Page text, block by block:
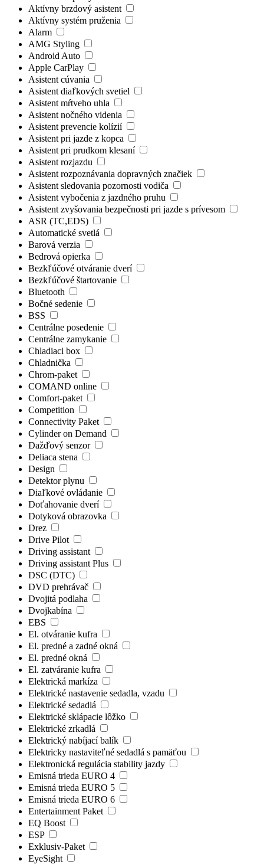
Aktívny brzdový asistent
Aktívny systém pruženia
Alarm
AMG Styling
Android Auto
Apple CarPlay
Asistent cúvania
Asistent diaľkových svetiel
Asistent mŕtveho uhla
Asistent nočného videnia
Asistent prevencie kolízií
Asistent pri jazde z kopca
Asistent pri prudkom klesaní
Asistent rozjazdu
Asistent rozpoznávania dopravných značiek
Asistent sledovania pozornosti vodiča
Asistent vybočenia z jazdného pruhu
Asistent zvyšovania bezpečnosti pri jazde s prívesom
ASR (TC,EDS)
Automatické svetlá
Barová verzia
Bedrová opierka
Bezkľúčové otváranie dverí
Bezkľúčové štartovanie
Bluetooth
Bočné sedenie
BSS
Centrálne posedenie
Centrálne zamykanie
Chladiaci box
Chladnička
Chrom-paket
COMAND online
Comfort-paket
Competition
Connectivity Paket
Cylinder on Demand
Dažďový senzor
Deliaca stena
Design
Detektor plynu
Diaľkové ovládanie
Doťahovanie dverí
Dotyková obrazovka
Drez
Drive Pilot
Driving assistant
Driving assistant Plus
DSC (DTC)
DVD prehrávač
Dvojitá podlaha
Dvojkabína
EBS
El. otváranie kufra
El. predné a zadné okná
El. predné okná
El. zatváranie kufra
Elektrická markíza
Elektrické nastavenie sedadla, vzadu
Elektrické sedadlá
Elektrické sklápacie lôžko
Elektrické zrkadlá
Elektrický nabíjací balík
Elektricky nastaviteľné sedadlá s pamäťou
Elektronická regulácia stability jazdy
Emisná trieda EURO 4
Emisná trieda EURO 5
Emisná trieda EURO 6
Entertainment Paket
EQ Boost
ESP
Exklusiv-Paket
EyeSight